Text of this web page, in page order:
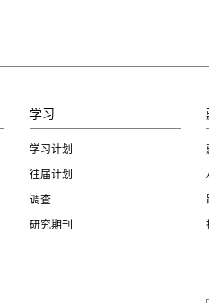
学习
学习计划
往届计划
调查
研究期刊